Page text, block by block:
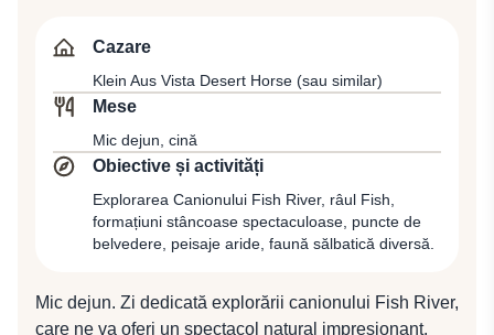
cuprinde câteva sute de copaci preistorici ce nu se
din specia aloe care ating proporțiile copacilor, având
tulpini stufoase și care produc flori galbene timp de
trei luni pe an. Cină și cazare la Canyon Village (sau
similar).
Cazare
Klein Aus Vista Desert Horse (sau similar)
Mese
Mic dejun, cină
Obiective și activități
Explorarea Canionului Fish River, râul Fish,
formațiuni stâncoase spectaculoase, puncte de
belvedere, peisaje aride, faună sălbatică diversă.
Mic dejun. Zi dedicată explorării canionului Fish River,
care ne va oferi un spectacol natural impresionant.